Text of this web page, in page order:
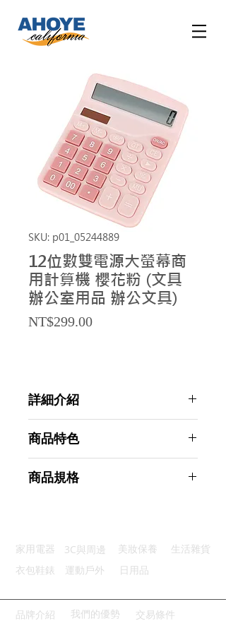
SKU: p01_05244889
12位數雙電源大螢幕商
用計算機 櫻花粉 (文具
辦公室用品 辦公文具)
NT$299.00Price
詳細介紹
商品特色
寬屏顯示：清晰螢幕顯示閱讀輕鬆
商品規格
商品型號：p01_05244889
主要材質：塑膠
商品重量(g)：105
產地名稱：中國大陸
家用電器 3C與周邊 美妝保養
生活雜貨
衣包鞋錶
運動戶外 日用品
品牌介紹 我們的優勢 交易條件